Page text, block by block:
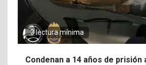
3 lectura mínima
Condenan a 14 años de prisión